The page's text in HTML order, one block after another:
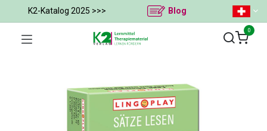
K2-Katalog 2025 >>> Blog
0